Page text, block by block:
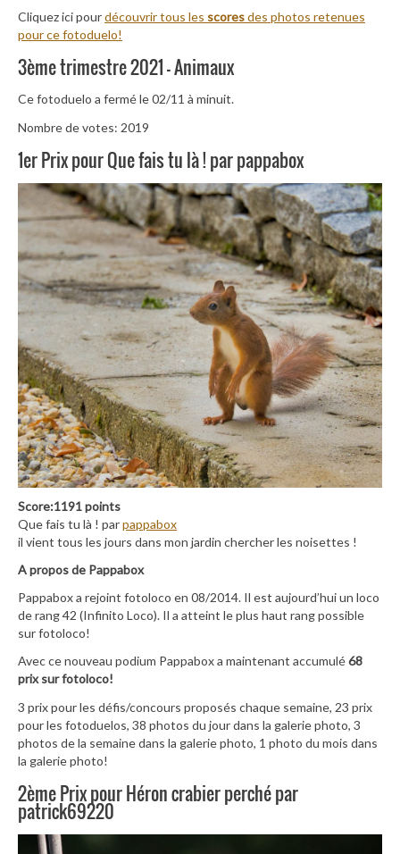
Cliquez ici pourdécouvrir tous les scoresdes photos retenues
pour ce fotoduelo!
3ème trimestre 2021 – Animaux
Ce fotoduelo a fermé le 02/11 à minuit.
Nombre de votes: 2019
1er Prix pour Que fais tu là ! par pappabox
Score:1191 points
Que fais tu là ! parpappabox
il vient tous les jours dans mon jardin chercher les noisettes !
A propos de Pappabox
Pappabox a rejoint fotoloco en 08/2014. Il est aujourd’hui un loco
de rang 42 (Infinito Loco). Il a atteint le plus haut rang possible
sur fotoloco!
Avec ce nouveau podium Pappabox a maintenant accumulé68
prix sur fotoloco!
3 prix pour les défis/concours proposés chaque semaine, 23 prix
pour les fotoduelos, 38 photos du jour dans la galerie photo, 3
photos de la semaine dans la galerie photo, 1 photo du mois dans
la galerie photo!
2ème Prix pour Héron crabier perché par
patrick69220